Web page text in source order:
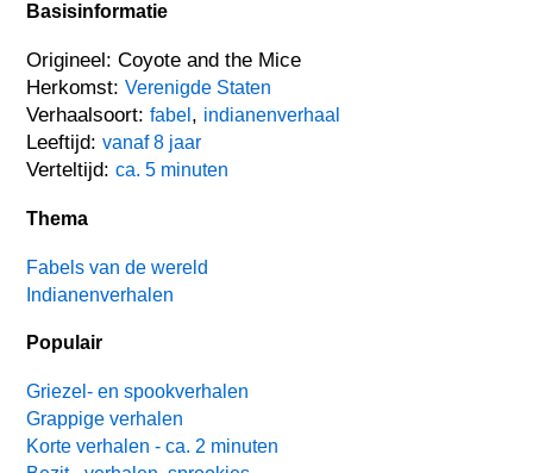
Basisinformatie
Origineel: Coyote and the Mice
Herkomst:Verenigde Staten
Verhaalsoort:fabel , indianenverhaal
Leeftijd:vanaf 8 jaar
Verteltijd:ca. 5 minuten
Thema
Fabels van de wereld
Indianenverhalen
Populair
Griezel- en spookverhalen
Grappige verhalen
Korte verhalen - ca. 2 minuten